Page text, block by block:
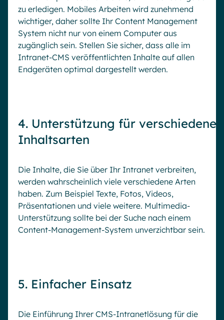
zu erledigen. Mobiles Arbeiten wird zunehmend
wichtiger, daher sollte Ihr Content Management
System nicht nur von einem Computer aus
zugänglich sein. Stellen Sie sicher, dass alle im
Intranet-CMS veröffentlichten Inhalte auf allen
Endgeräten optimal dargestellt werden.
4. Unterstützung für verschiedene
Inhaltsarten
Die Inhalte, die Sie über Ihr Intranet verbreiten,
werden wahrscheinlich viele verschiedene Arten
haben. Zum Beispiel Texte, Fotos, Videos,
Präsentationen und viele weitere. Multimedia-
Unterstützung sollte bei der Suche nach einem
Content-Management-System unverzichtbar sein.
5. Einfacher Einsatz
Die Einführung Ihrer CMS-Intranetlösung für die